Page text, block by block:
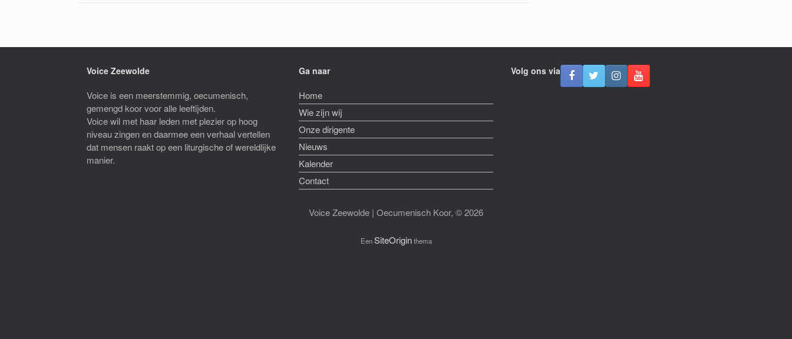
Voice Zeewolde
Voice is een meerstemmig, oecumenisch,
gemengd koor voor alle leeftijden.
Voice wil met haar leden met plezier op hoog
niveau zingen en daarmee een verhaal vertellen
dat mensen raakt op een liturgische of wereldlijke
manier.
Ga naar
Home
Wie zijn wij
Onze dirigente
Nieuws
Kalender
Contact
Volg ons via
Voice Zeewolde | Oecumenisch Koor, © 2026
EenSiteOriginthema